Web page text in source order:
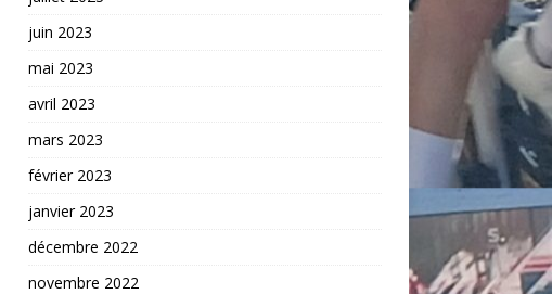
juin 2023
mai 2023
avril 2023
mars 2023
février 2023
janvier 2023
décembre 2022
novembre 2022